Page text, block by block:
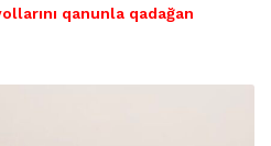
qanunla qadağan